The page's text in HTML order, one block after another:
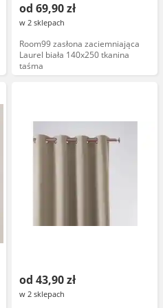
od 69,90 zł
w 2 sklepach
Room99 zasłona zaciemniająca
Laurel biała 140x250 tkanina
taśma
od 43,90 zł
w 2 sklepach